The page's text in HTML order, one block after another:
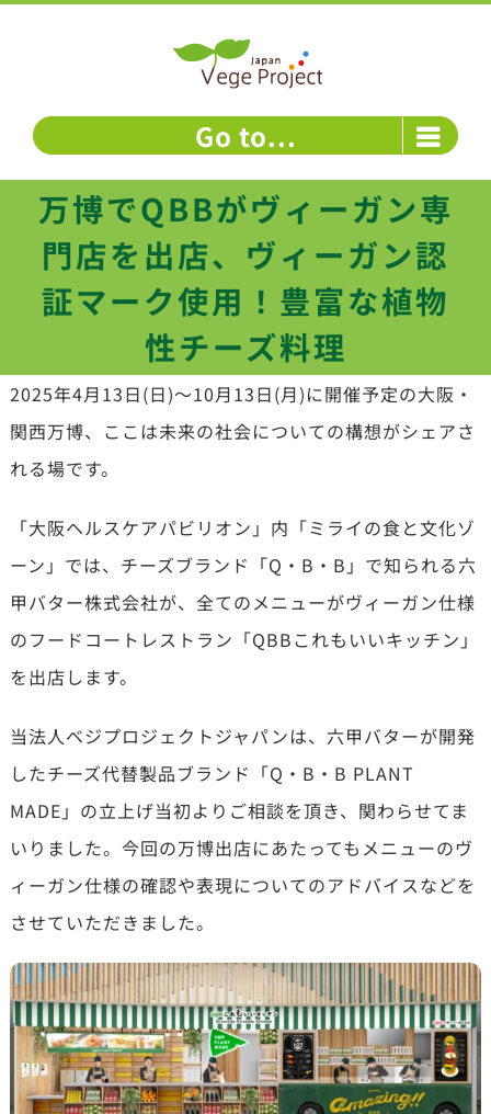
Go to...
万博でQBBがヴィーガン専
門店を出店、ヴィーガン認
証マーク使用！豊富な植物
性チーズ料理
2025年4月13日(日)〜10月13日(月)に開催予定の大阪・
関西万博、ここは未来の社会についての構想がシェアさ
れる場です。
「大阪ヘルスケアパビリオン」内「ミライの食と文化ゾ
ーン」では、チーズブランド「Q・B・B」で知られる六
甲バター株式会社が、全てのメニューがヴィーガン仕様
のフードコートレストラン「QBBこれもいいキッチン」
を出店します。
当法人ベジプロジェクトジャパンは、六甲バターが開発
したチーズ代替製品ブランド「Q・B・B PLANT
MADE」の立上げ当初よりご相談を頂き、関わらせてま
いりました。今回の万博出店にあたってもメニューのヴ
ィーガン仕様の確認や表現についてのアドバイスなどを
させていただきました。